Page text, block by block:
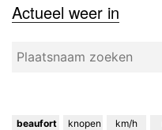
Actueel weer in
beaufort knopen km/h